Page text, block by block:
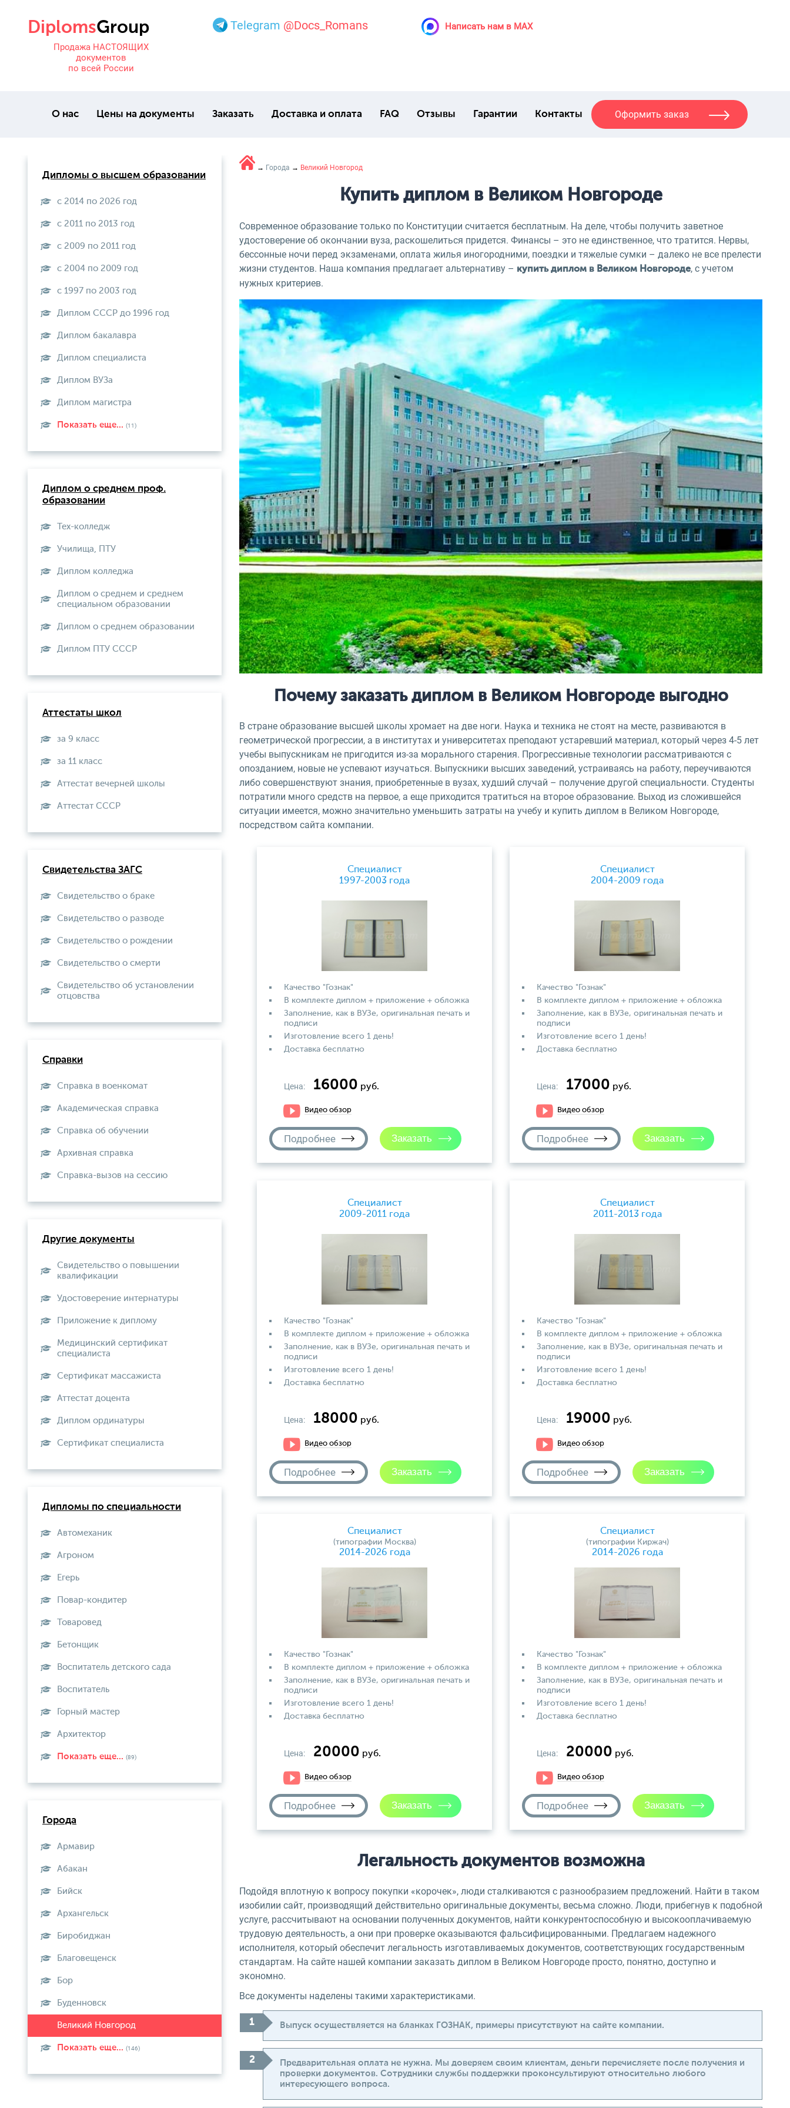
Продажа НАСТОЯЩИХ
документов
по всей России
Telegram @Docs_Romans Написать нам в MAX
О нас Цены на документы Заказать Доставка и оплата FAQ Отзывы Гарантии Контакты Оформить заказ
→ Города → Великий Новгород
Купить диплом в Великом Новгороде
Современное образование только по Конституции считается бесплатным. На деле, чтобы получить заветное
удостоверение об окончании вуза, раскошелиться придется. Финансы – это не единственное, что тратится. Нервы,
бессонные ночи перед экзаменами, оплата жилья иногородними, поездки и тяжелые сумки – далеко не все прелести
жизни студентов. Наша компания предлагает альтернативу – купить диплом в Великом Новгороде, с учетом
нужных критериев.
Почему заказать диплом в Великом Новгороде выгодно
В стране образование высшей школы хромает на две ноги. Наука и техника не стоят на месте, развиваются в
геометрической прогрессии, а в институтах и университетах преподают устаревший материал, который через 4-5 лет
учебы выпускникам не пригодится из-за морального старения. Прогрессивные технологии рассматриваются с
опозданием, новые не успевают изучаться. Выпускники высших заведений, устраиваясь на работу, переучиваются
либо совершенствуют знания, приобретенные в вузах, худший случай – получение другой специальности. Студенты
потратили много средств на первое, а еще приходится тратиться на второе образование. Выход из сложившейся
ситуации имеется, можно значительно уменьшить затраты на учебу и купить диплом в Великом Новгороде,
посредством сайта компании.
Специалист
1997-2003 года
Качество "Гознак"
В комплекте диплом + приложение + обложка
Заполнение, как в ВУЗе, оригинальная печать и
подписи
Изготовление всего 1 день!
Доставка бесплатно
Цена: 16000 руб.
Видео обзор
Подробнее
Специалист
2004-2009 года
Качество "Гознак"
В комплекте диплом + приложение + обложка
Заполнение, как в ВУЗе, оригинальная печать и
подписи
Изготовление всего 1 день!
Доставка бесплатно
Цена: 17000 руб.
Видео обзор
Подробнее
Специалист
2009-2011 года
Качество "Гознак"
В комплекте диплом + приложение + обложка
Заполнение, как в ВУЗе, оригинальная печать и
подписи
Изготовление всего 1 день!
Доставка бесплатно
Цена: 18000 руб.
Видео обзор
Подробнее
Специалист
2011-2013 года
Качество "Гознак"
В комплекте диплом + приложение + обложка
Заполнение, как в ВУЗе, оригинальная печать и
подписи
Изготовление всего 1 день!
Доставка бесплатно
Цена: 19000 руб.
Видео обзор
Подробнее
Специалист
(типографии Москва)
2014-2026 года
Качество "Гознак"
В комплекте диплом + приложение + обложка
Заполнение, как в ВУЗе, оригинальная печать и
подписи
Изготовление всего 1 день!
Доставка бесплатно
Цена: 20000 руб.
Видео обзор
Подробнее
Специалист
(типографии Киржач)
2014-2026 года
Качество "Гознак"
В комплекте диплом + приложение + обложка
Заполнение, как в ВУЗе, оригинальная печать и
подписи
Изготовление всего 1 день!
Доставка бесплатно
Цена: 20000 руб.
Видео обзор
Подробнее
Легальность документов возможна
Подойдя вплотную к вопросу покупки «корочек», люди сталкиваются с разнообразием предложений. Найти в таком
изобилии сайт, производящий действительно оригинальные документы, весьма сложно. Люди, прибегнув к подобной
услуге, рассчитывают на основании полученных документов, найти конкурентоспособную и высокооплачиваемую
трудовую деятельность, а они при проверке оказываются фальсифицированными. Предлагаем надежного
исполнителя, который обеспечит легальность изготавливаемых документов, соответствующих государственным
стандартам. На сайте нашей компании заказать диплом в Великом Новгороде просто, понятно, доступно и
экономно.
Все документы наделены такими характеристиками.
Выпуск осуществляется на бланках ГОЗНАК, примеры присутствуют на сайте компании.
Предварительная оплата не нужна. Мы доверяем своим клиентам, деньги перечисляете после получения и
проверки документов. Сотрудники службы поддержки проконсультируют относительно любого
интересующего вопроса.
Дипломы о высшем образовании
с 2014 по 2026 год
с 2011 по 2013 год
с 2009 по 2011 год
с 2004 по 2009 год
с 1997 по 2003 год
Диплом СССР до 1996 год
Диплом бакалавра
Диплом специалиста
Диплом ВУЗа
Диплом магистра
Показать еще... (11)
Диплом о среднем проф.
образовании
Тех-колледж
Училища, ПТУ
Диплом колледжа
Диплом о среднем и среднем
специальном образовании
Диплом о среднем образовании
Диплом ПТУ СССР
Аттестаты школ
за 9 класс
за 11 класс
Аттестат вечерней школы
Aттестат СССР
Свидетельства ЗАГС
Свидетельство о браке
Свидетельство о разводе
Свидетельство о рождении
Свидетельство о смерти
Свидетельство об установлении
отцовства
Справки
Справка в военкомат
Академическая справка
Справка об обучении
Архивная справка
Справка-вызов на сессию
Другие документы
Свидетельство о повышении
квалификации
Удостоверение интернатуры
Приложение к диплому
Медицинский сертификат
специалиста
Сертификат массажиста
Аттестат доцента
Диплом ординатуры
Сертификат специалиста
Дипломы по специальности
Автомеханик
Агроном
Егерь
Повар-кондитер
Товаровед
Бетонщик
Воспитатель детского сада
Воспитатель
Горный мастер
Архитектор
Показать еще... (89)
Города
Армавир
Абакан
Бийск
Архангельск
Биробиджан
Благовещенск
Бор
Буденновск
Показать еще... (146)